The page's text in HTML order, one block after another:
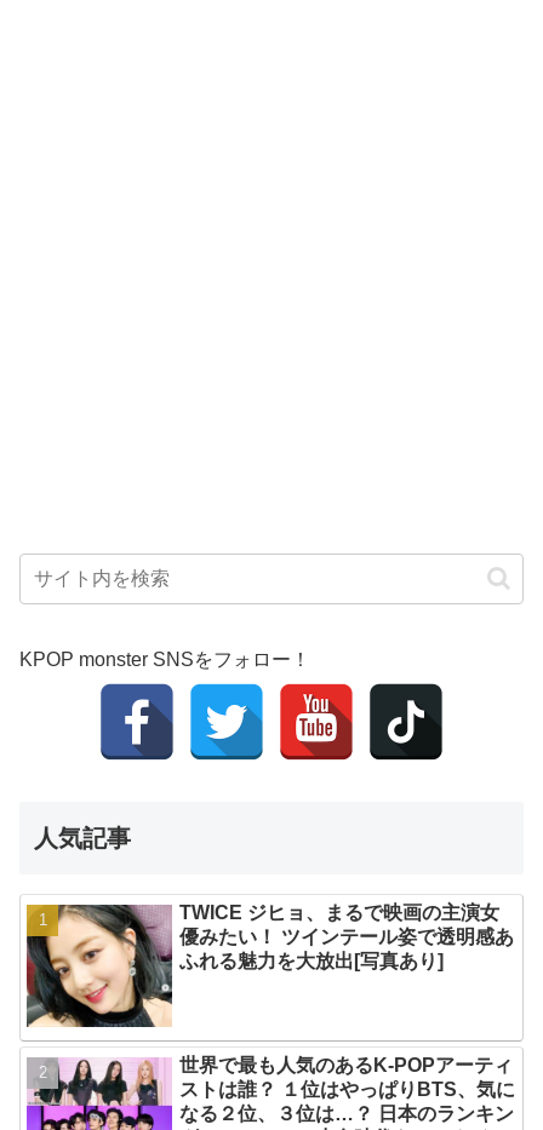
KPOP monster SNSをフォロー！
人気記事
TWICE ジヒョ、まるで映画の主演女
優みたい！ ツインテール姿で透明感あ
ふれる魅力を大放出[写真あり]
世界で最も人気のあるK-POPアーティ
ストは誰？ １位はやっぱりBTS、気に
なる２位、３位は…？ 日本のランキン